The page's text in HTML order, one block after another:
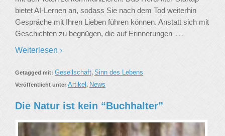
bietet AI-Lernen an, sodass Sie nach dem Tod weiterhin
Gespräche mit Ihren Lieben führen können. Anstatt sich mit
Geschichten zu begnügen, die auf Erinnerungen …
Weiterlesen ›
Getagged mit: Gesellschaft, Sinn des Lebens
Veröffentlicht unter Artikel, News
Die Natur ist kein “Buchhalter”